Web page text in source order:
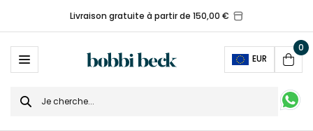
Livraison gratuite à partir de 150,00 €
EUR
Cart
0
Search
for